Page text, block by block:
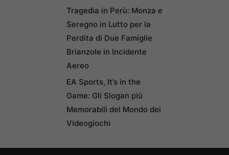
Tragedia in Perù: Monza e
Seregno in Lutto per la
Perdita di Due Famiglie
Brianzole in Incidente
Aereo
EA Sports, It’s in the
Game: Gli Slogan più
Memorabili del Mondo dei
Videogiochi